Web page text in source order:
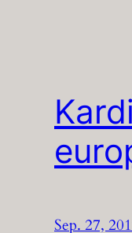
Sep. 27,